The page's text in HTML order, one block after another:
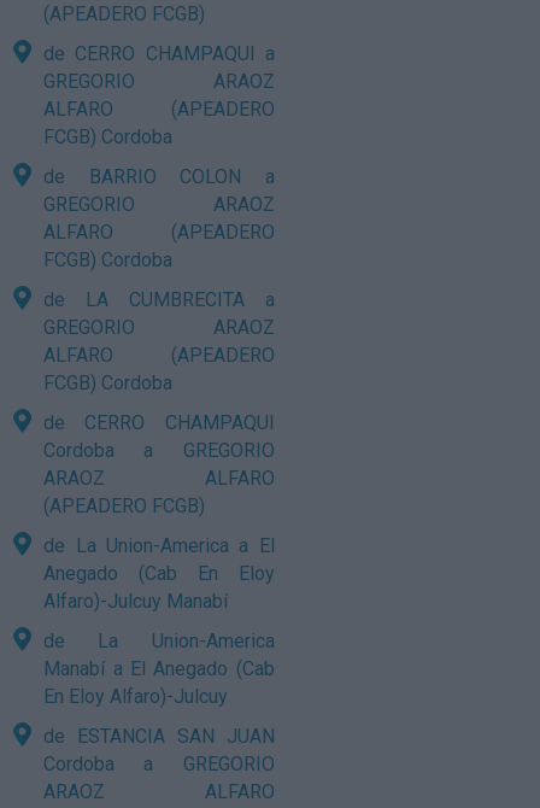
(APEADERO FCGB)
de CERRO CHAMPAQUI a
GREGORIO ARAOZ
ALFARO (APEADERO
FCGB) Cordoba
de BARRIO COLON a
GREGORIO ARAOZ
ALFARO (APEADERO
FCGB) Cordoba
de LA CUMBRECITA a
GREGORIO ARAOZ
ALFARO (APEADERO
FCGB) Cordoba
de CERRO CHAMPAQUI
Cordoba a GREGORIO
ARAOZ ALFARO
(APEADERO FCGB)
de La Union-America a El
Anegado (Cab En Eloy
Alfaro)-Julcuy Manabí
de La Union-America
Manabí a El Anegado (Cab
En Eloy Alfaro)-Julcuy
de ESTANCIA SAN JUAN
Cordoba a GREGORIO
ARAOZ ALFARO